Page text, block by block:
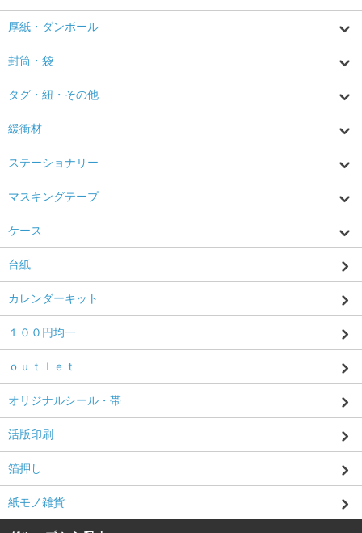
厚紙・ダンボール
封筒・袋
タグ・紐・その他
緩衝材
ステーショナリー
マスキングテープ
ケース
台紙
カレンダーキット
１００円均一
ｏｕｔｌｅｔ
オリジナルシール・帯
活版印刷
箔押し
紙モノ雑貨